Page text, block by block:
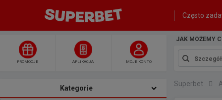
Często
PROMOCJE APLIKACJA MOJE KONTO
Kategorie
JAK MOŻEMY
Superbet